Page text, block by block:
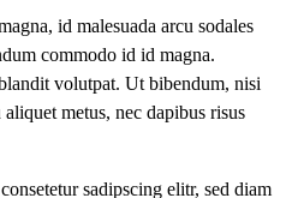
id malesuada arcu sodales
commodo id id magna.
volutpat. Ut bibendum, nisi
metus, nec dapibus risus
sadipscing elitr, sed diam